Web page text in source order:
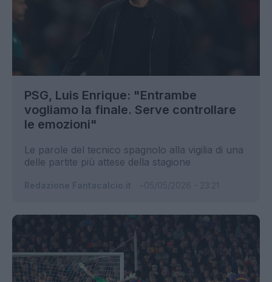
PSG, Luis Enrique: "Entrambe
vogliamo la finale. Serve controllare
le emozioni"
Le parole del tecnico spagnolo alla vigilia di una
delle partite più attese della stagione